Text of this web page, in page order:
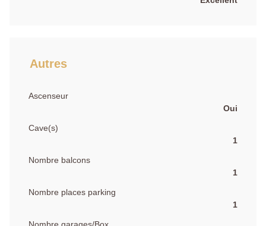
Autres
Ascenseur
Oui
Cave(s)
1
Nombre balcons
1
Nombre places parking
1